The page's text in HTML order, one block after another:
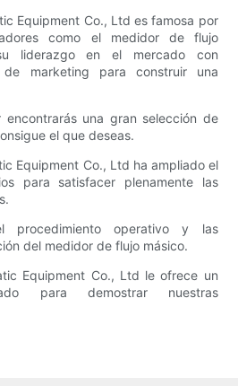
Equipment Co., Ltd es famosa por
como el medidor de flujo
liderazgo en el mercado con
de marketing para construir una
encontrarás una gran selección de
el que deseas.
Equipment Co., Ltd ha ampliado el
para satisfacer plenamente las
procedimiento operativo y las
del medidor de flujo másico.
Equipment Co., Ltd le ofrece un
para demostrar nuestras